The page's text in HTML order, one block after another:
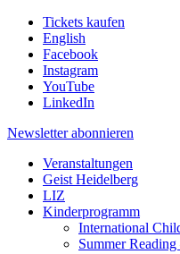
Tickets kaufen
English
Facebook
Instagram
YouTube
LinkedIn
Newsletter abonnieren
Veranstaltungen
Geist Heidelberg
LIZ
Kinderprogramm
International
Summer